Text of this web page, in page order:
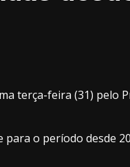
terça-feira (31) pelo
o período desde